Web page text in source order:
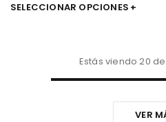
SELECCIONAR OPCIONES
Estás viendo 20
VER